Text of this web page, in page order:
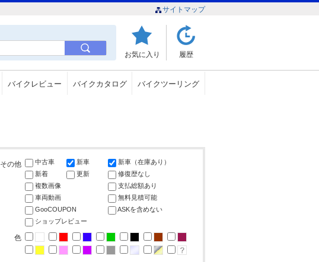
サイトマップ
お気に入り 履歴
バイクレビュー バイクカタログ バイクツーリング
その他 中古車 新車
新車（在庫あり）
新着
更新
修復歴なし
複数画像
支払総額あり
車両動画
無料見積可能
GooCOUPON
ASKを含めない
ショップレビュー
色